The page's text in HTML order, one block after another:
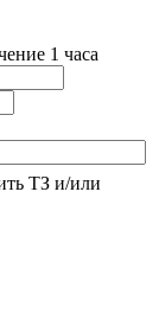
1 часа
ТЗ и/или